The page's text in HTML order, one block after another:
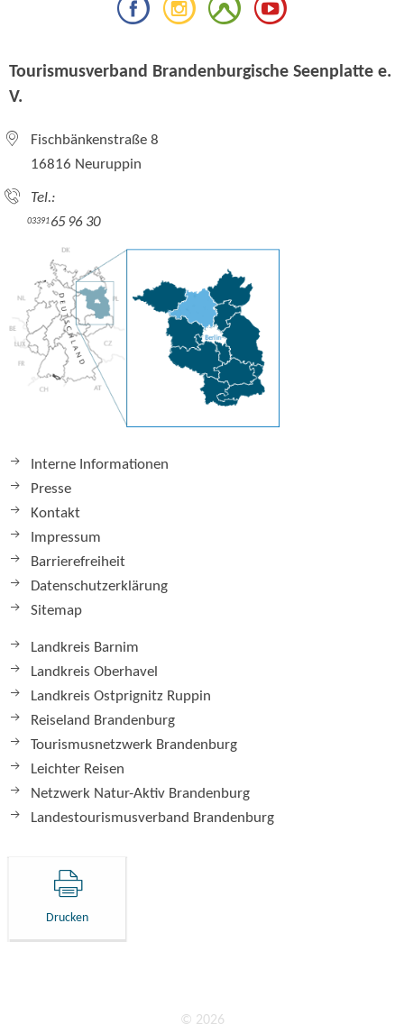
Tourismusverband Brandenburgische Seenplatte e.
V.
Fischbänkenstraße 8
16816 Neuruppin
Tel.:
0339165 96 30
Interne Informationen
Presse
Kontakt
Impressum
Barrierefreiheit
Datenschutzerklärung
Sitemap
Landkreis Barnim
Landkreis Oberhavel
Landkreis Ostprignitz Ruppin
Reiseland Brandenburg
Tourismusnetzwerk Brandenburg
Leichter Reisen
Netzwerk Natur-Aktiv Brandenburg
Landestourismusverband Brandenburg
Drucken
© 2026